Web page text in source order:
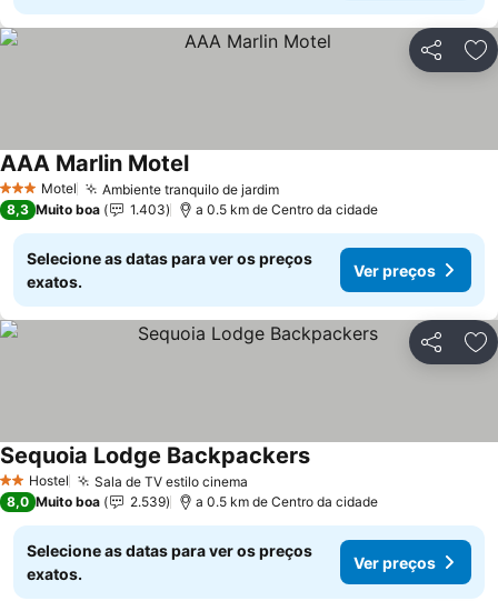
Partilhar
3 EstrelasMotel Ambiente tranquilo de jardim
AAA Marlin Motel
8,3 Muito boa 1.403 a 0.5 km de Centro da cidade
Selecione as datas para ver os preços
exatos.
Ver preços
Partilhar
2 Estrelas
Hostel Sala de TV estilo cinema
Sequoia Lodge Backpackers
8,0 Muito boa 2.539 a 0.5 km de Centro da cidade
Selecione as datas para ver os preços
exatos.
Ver preços